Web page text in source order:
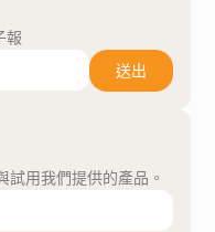
報
送出
試用我們提供的產品。